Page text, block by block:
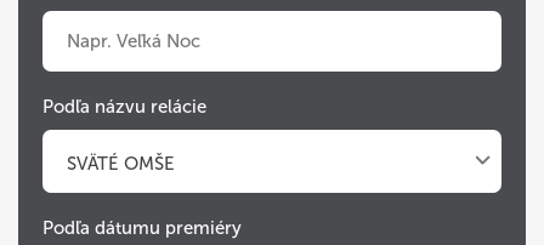
Podľa názvu relácie
SVÄTÉ OMŠE
Podľa dátumu premiéry